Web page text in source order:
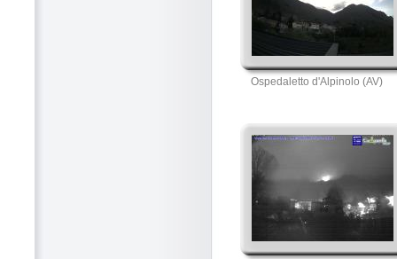
Ospedaletto d'Alpinolo (AV)